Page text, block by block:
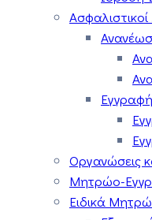
Εγγραφή
Οργανώσεις
Μητρώο-
Ειδικά